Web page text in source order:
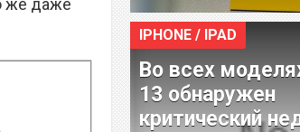
же даже
IPHONE / IPAD
Во всех
13 обнаружен
критический